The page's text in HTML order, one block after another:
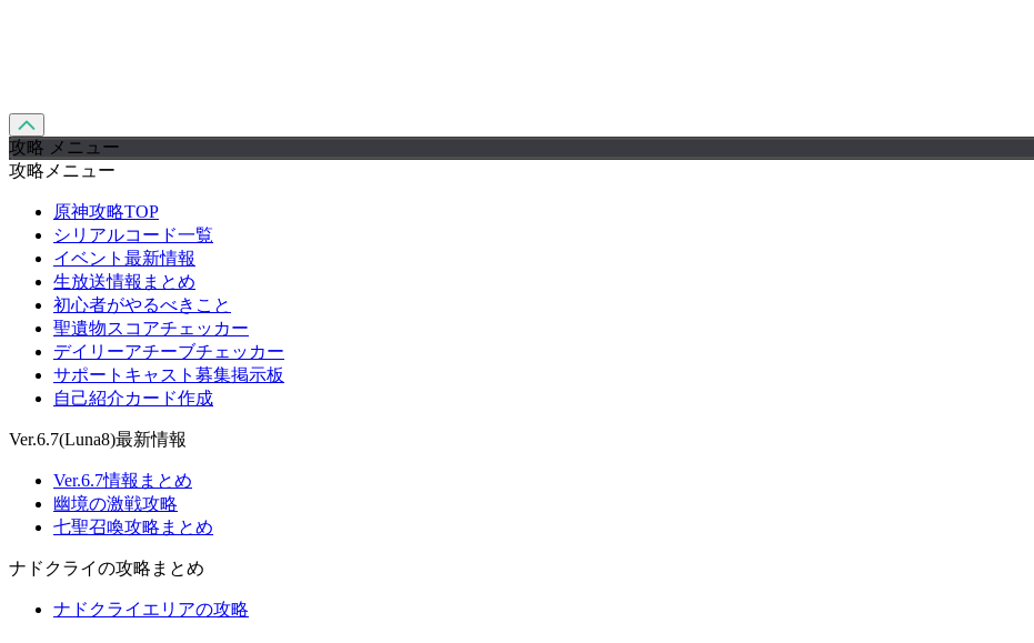
攻略 メニュー
攻略メニュー
原神攻略TOP
シリアルコード一覧
イベント最新情報
生放送情報まとめ
初心者がやるべきこと
聖遺物スコアチェッカー
デイリーアチーブチェッカー
サポートキャスト募集掲示板
自己紹介カード作成
Ver.6.7(Luna8)最新情報
Ver.6.7情報まとめ
幽境の激戦攻略
七聖召喚攻略まとめ
ナドクライの攻略まとめ
ナドクライエリアの攻略